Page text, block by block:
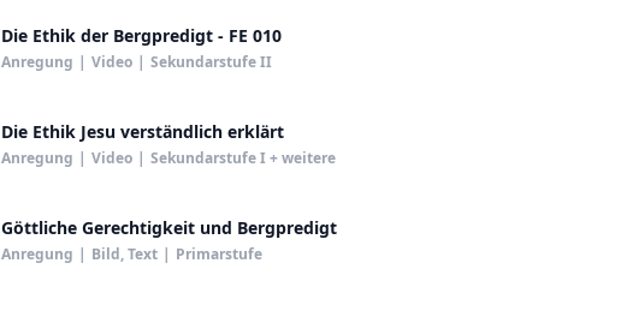
Die Ethik der Bergpredigt - FE 010
Anregung | Video | Sekundarstufe II
Die Ethik Jesu verständlich erklärt
Anregung | Video | Sekundarstufe I + weitere
Göttliche Gerechtigkeit und Bergpredigt
Anregung | Bild, Text | Primarstufe